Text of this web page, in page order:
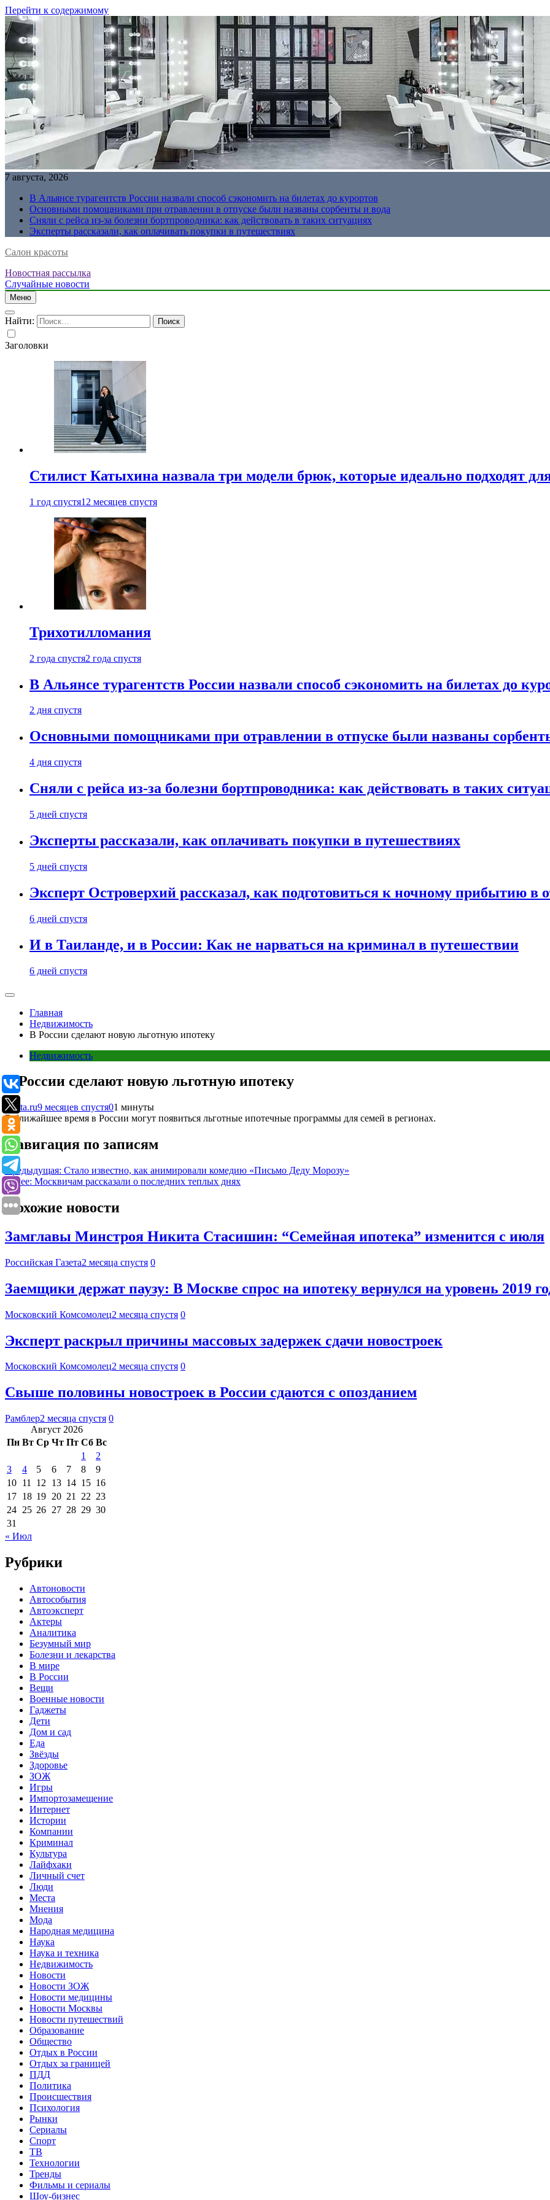
Перейти к содержимому
7 августа, 2026
В Альянсе турагентств России назвали способ сэкономить на билетах до курортов
Основными помощниками при отравлении в отпуске были названы сорбенты и вода
Сняли с рейса из-за болезни бортпроводника: как действовать в таких ситуациях
Эксперты рассказали, как оплачивать покупки в путешествиях
Салон красоты
Новостная рассылка
Случайные новости
Меню
Найти:
Заголовки
Стилист Катыхина назвала три модели брюк, которые идеально подходят
1 год спустя12 месяцев спустя
Трихотилломания
2 года спустя2 года спустя
В Альянсе турагентств России назвали способ сэкономить на билетах до
2 дня спустя
Основными помощниками при отравлении в отпуске были названы
4 дня спустя
Сняли с рейса из-за болезни бортпроводника: как действовать в таких
5 дней спустя
Эксперты рассказали, как оплачивать покупки в путешествиях
5 дней спустя
Эксперт Островерхий рассказал, как подготовиться к ночному прибытию в
6 дней спустя
И в Таиланде, и в России: Как не нарваться на криминал в путешествии
6 дней спустя
Главная
Недвижимость
В России сделают новую льготную ипотеку
Недвижимость
В России сделают новую льготную ипотеку
Lenta.ru9 месяцев спустя01 минуты
В ближайшее время в России могут появиться льготные ипотечные программы для семей в регионах.
Навигация по записям
Предыдущая: Стало известно, как анимировали комедию «Письмо Деду Морозу»
Далее: Москвичам рассказали о последних теплых днях
Похожие новости
Замглавы Минстроя Никита Стасишин: “Семейная ипотека” изменится с июля
Российская Газета2 месяца спустя 0
Заемщики держат паузу: В Москве спрос на ипотеку вернулся на уровень 2019
Московский Комсомолец2 месяца спустя 0
Эксперт раскрыл причины массовых задержек сдачи новостроек
Московский Комсомолец2 месяца спустя 0
Свыше половины новостроек в России сдаются с опозданием
Рамблер2 месяца спустя 0
Август 2026
Пн Вт Ср Чт Пт Сб Вс
1
2
3
4 5 6 7 8
9
10 11 12 13 14 15 16
17 18 19 20 21 22 23
24 25 26 27 28 29 30
31
« Июл
Рубрики
Автоновости
Автособытия
Автоэксперт
Актеры
Аналитика
Безумный мир
Болезни и лекарства
В мире
В России
Вещи
Военные новости
Гаджеты
Дети
Дом и сад
Еда
Звёзды
Здоровье
ЗОЖ
Игры
Импортозамещение
Интернет
Истории
Компании
Криминал
Культура
Лайфхаки
Личный счет
Люди
Места
Мнения
Мода
Народная медицина
Наука
Наука и техника
Недвижимость
Новости
Новости ЗОЖ
Новости медицины
Новости Москвы
Новости путешествий
Образование
Общество
Отдых в России
Отдых за границей
ПДД
Политика
Происшествия
Психология
Рынки
Сериалы
Спорт
ТВ
Технологии
Тренды
Фильмы и сериалы
Шоу-бизнес